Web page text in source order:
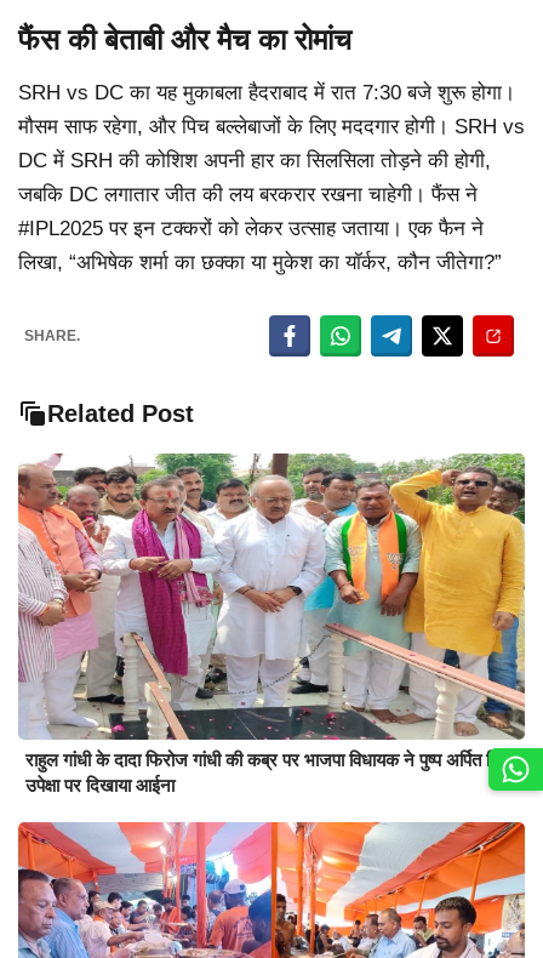
फैंस की बेताबी और मैच का रोमांच
SRH vs DC का यह मुकाबला हैदराबाद में रात 7:30 बजे शुरू होगा।
मौसम साफ रहेगा, और पिच बल्लेबाजों के लिए मददगार होगी। SRH vs
DC में SRH की कोशिश अपनी हार का सिलसिला तोड़ने की होगी,
जबकि DC लगातार जीत की लय बरकरार रखना चाहेगी। फैंस ने
#IPL2025 पर इन टक्करों को लेकर उत्साह जताया। एक फैन ने
लिखा, “अभिषेक शर्मा का छक्का या मुकेश का यॉर्कर, कौन जीतेगा?”
SHARE.
Related Post
राहुल गांधी के दादा फिरोज गांधी की कब्र पर भाजपा विधायक ने पुष्प अर्पित किए,
उपेक्षा पर दिखाया आईना